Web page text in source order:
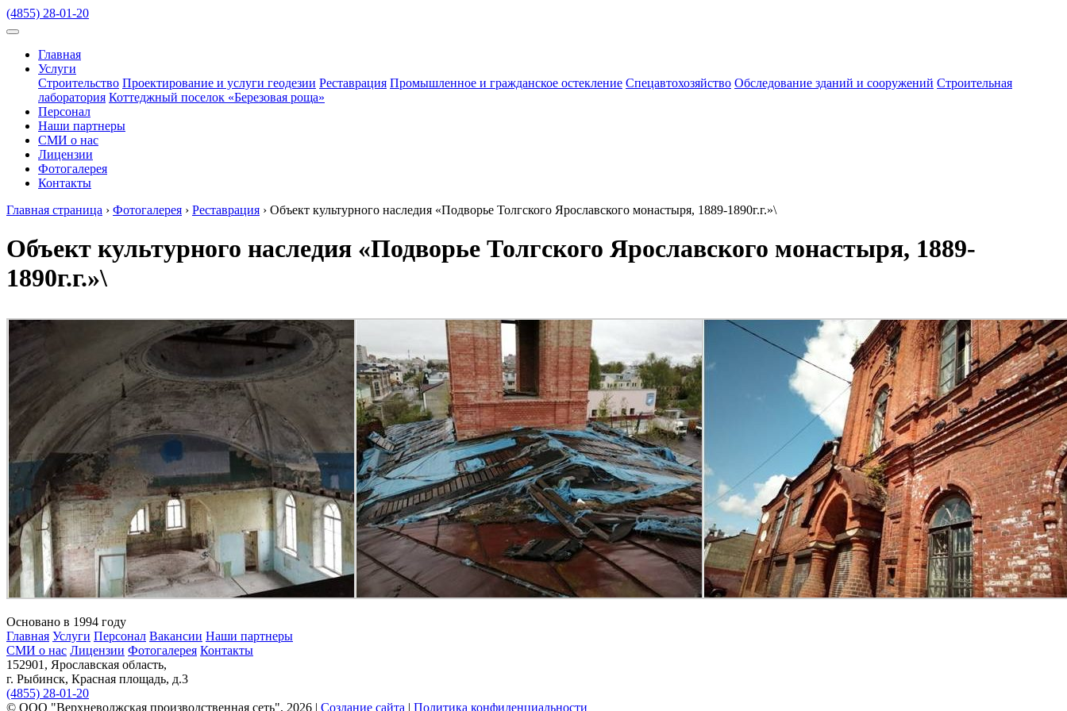
(4855) 28-01-20
Главная
Услуги
Строительство Проектирование и услуги геодезии Реставрация Промышленное и гражданское остекление Спецавтохозяйство Обследование зданий и сооружений Строительная
лаборатория Коттеджный поселок «Березовая роща»
Персонал
Наши партнеры
СМИ о нас
Лицензии
Фотогалерея
Контакты
Главная страница › Фотогалерея › Реставрация › Объект культурного наследия «Подворье Толгского Ярославского монастыря, 1889-1890г.г.»\
Объект культурного наследия «Подворье Толгского Ярославского монастыря, 1889-
1890г.г.»\
Основано в 1994 году
Главная Услуги Персонал Вакансии Наши партнеры
СМИ о нас Лицензии Фотогалерея Контакты
152901, Ярославская область,
г. Рыбинск, Красная площадь, д.3
(4855) 28-01-20
© ООО "Верхневолжская производственная сеть", 2026 | Создание сайта | Политика конфиденциальности